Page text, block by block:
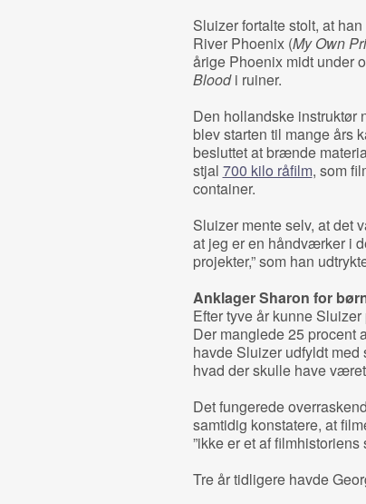
Sluizer fortalte stolt, at
River Phoenix (My Own
årige Phoenix midt under
Bloodi ruiner.
Den hollandske instruktør
blev starten til mange års
besluttet at brænde
stjal 700 kilo råfilm, som
container.
Sluizer mente selv, at det
at jeg er en håndværker i
projekter,” som han
Anklager Sharon for
Efter tyve år kunne Sluizer
Der manglede 25 procent
havde Sluizer udfyldt
hvad der skulle have
Det fungerede
samtidig konstatere, at
”ikke er et af
Tre år tidligere havde